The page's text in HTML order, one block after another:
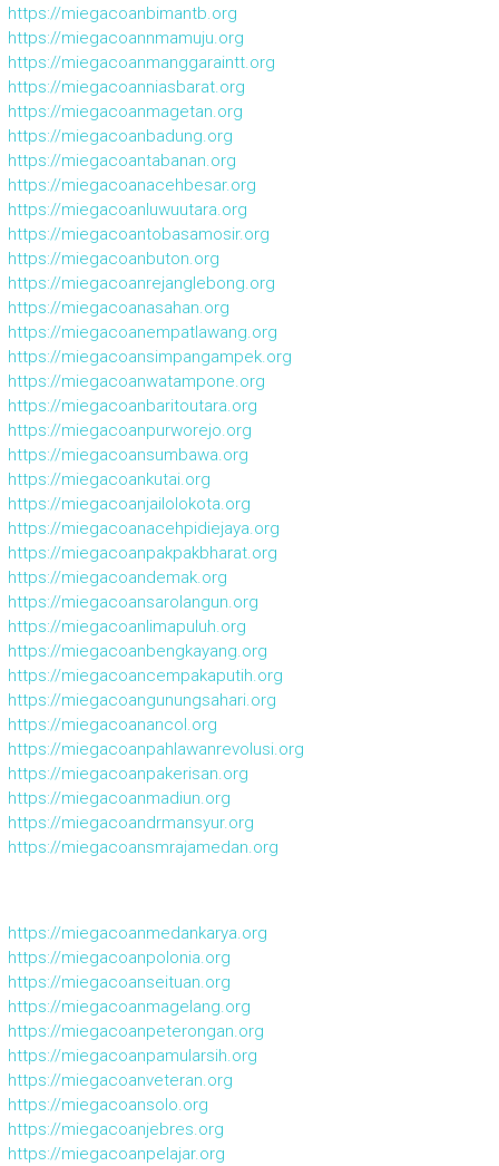
https://miegacoanbimantb.org
https://miegacoannmamuju.org
https://miegacoanmanggaraintt.org
https://miegacoanniasbarat.org
https://miegacoanmagetan.org
https://miegacoanbadung.org
https://miegacoantabanan.org
https://miegacoanacehbesar.org
https://miegacoanluwuutara.org
https://miegacoantobasamosir.org
https://miegacoanbuton.org
https://miegacoanrejanglebong.org
https://miegacoanasahan.org
https://miegacoanempatlawang.org
https://miegacoansimpangampek.org
https://miegacoanwatampone.org
https://miegacoanbaritoutara.org
https://miegacoanpurworejo.org
https://miegacoansumbawa.org
https://miegacoankutai.org
https://miegacoanjailolokota.org
https://miegacoanacehpidiejaya.org
https://miegacoanpakpakbharat.org
https://miegacoandemak.org
https://miegacoansarolangun.org
https://miegacoanlimapuluh.org
https://miegacoanbengkayang.org
https://miegacoancempakaputih.org
https://miegacoangunungsahari.org
https://miegacoanancol.org
https://miegacoanpahlawanrevolusi.org
https://miegacoanpakerisan.org
https://miegacoanmadiun.org
https://miegacoandrmansyur.org
https://miegacoansmrajamedan.org
https://miegacoanmedankarya.org
https://miegacoanpolonia.org
https://miegacoanseituan.org
https://miegacoanmagelang.org
https://miegacoanpeterongan.org
https://miegacoanpamularsih.org
https://miegacoanveteran.org
https://miegacoansolo.org
https://miegacoanjebres.org
https://miegacoanpelajar.org